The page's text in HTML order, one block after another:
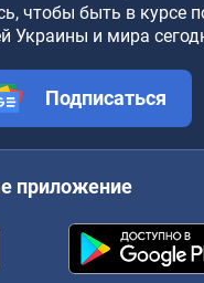
чтобы быть в курсе
Украины и мира
Подписаться
приложение